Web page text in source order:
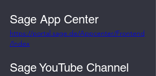
Sage App Center
https://portal.sage.de/Appcenter/Frontend
/Index
Sage YouTube Channel